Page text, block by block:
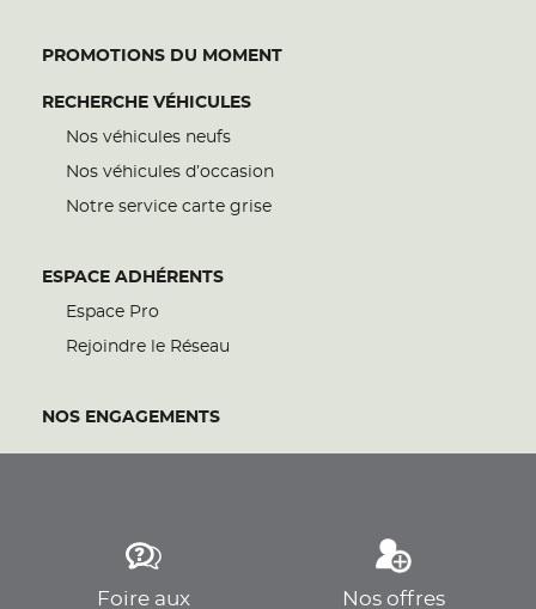
PROMOTIONS DU MOMENT
RECHERCHE VÉHICULES
Nos véhicules neufs
Nos véhicules d’occasion
Notre service carte grise
ESPACE ADHÉRENTS
Espace Pro
Rejoindre le Réseau
NOS ENGAGEMENTS
Foire aux Nos offres